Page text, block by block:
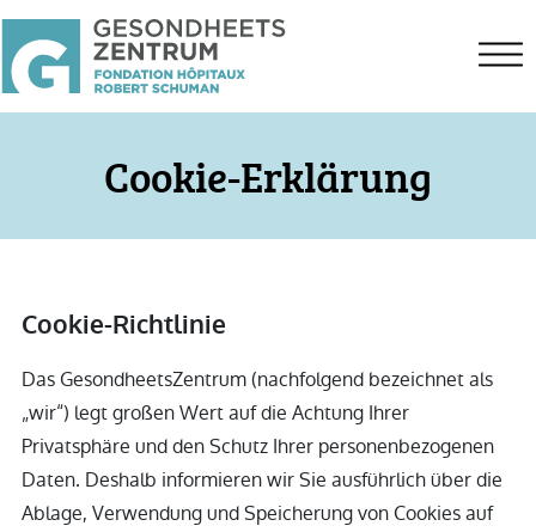
Cookie-Erklärung
Cookie-Richtlinie
Das GesondheetsZentrum (nachfolgend bezeichnet als
„wir“) legt großen Wert auf die Achtung Ihrer
Privatsphäre und den Schutz Ihrer personenbezogenen
Daten. Deshalb informieren wir Sie ausführlich über die
Ablage, Verwendung und Speicherung von Cookies auf